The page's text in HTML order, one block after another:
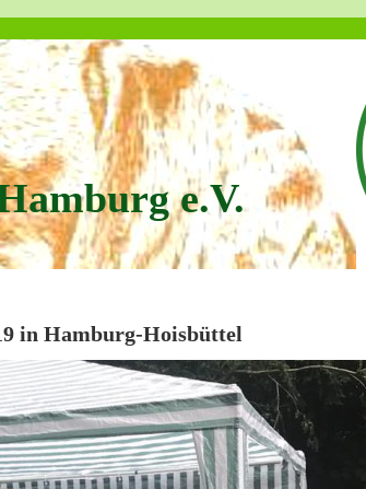
e.V.
in Hamburg-Hoisbüttel